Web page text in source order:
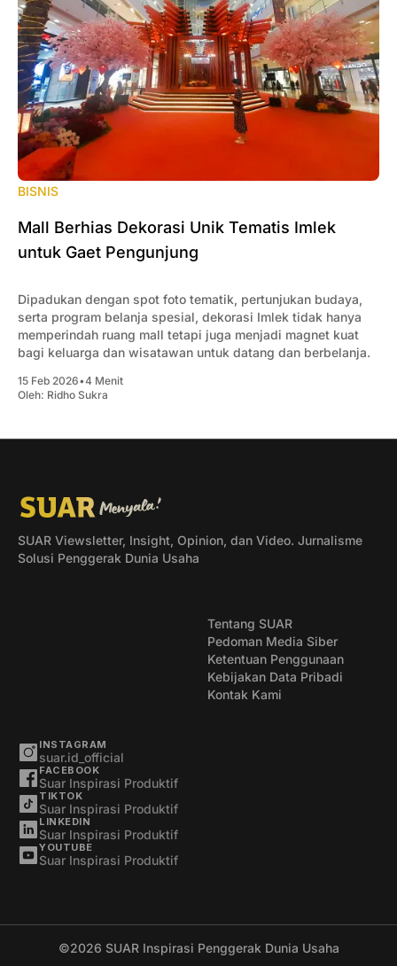
BISNIS
Mall Berhias Dekorasi Unik Tematis Imlek
untuk Gaet Pengunjung
Dipadukan dengan spot foto tematik, pertunjukan budaya,
serta program belanja spesial, dekorasi Imlek tidak hanya
memperindah ruang mall tetapi juga menjadi magnet kuat
bagi keluarga dan wisatawan untuk datang dan berbelanja.
15 Feb 2026•4 Menit
Oleh: Ridho Sukra
SUAR Viewsletter, Insight, Opinion, dan Video. Jurnalisme
Solusi Penggerak Dunia Usaha
Tentang SUAR
Pedoman Media Siber
Ketentuan Penggunaan
Kebijakan Data Pribadi
Kontak Kami
INSTAGRAM
suar.id_official
FACEBOOK
Suar Inspirasi Produktif
TIKTOK
Suar Inspirasi Produktif
LINKEDIN
Suar Inspirasi Produktif
YOUTUBE
Suar Inspirasi Produktif
©2026 SUAR Inspirasi Penggerak Dunia Usaha